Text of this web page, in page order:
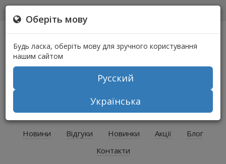
+38 (067) 541-64-04
+38 (073) 541-64-04
Новини Відгуки Новинки Акції
Блог
Контакти
Оберіть мову
Будь ласка, оберіть мову для зручного користування
нашим сайтом
Русский
Українська